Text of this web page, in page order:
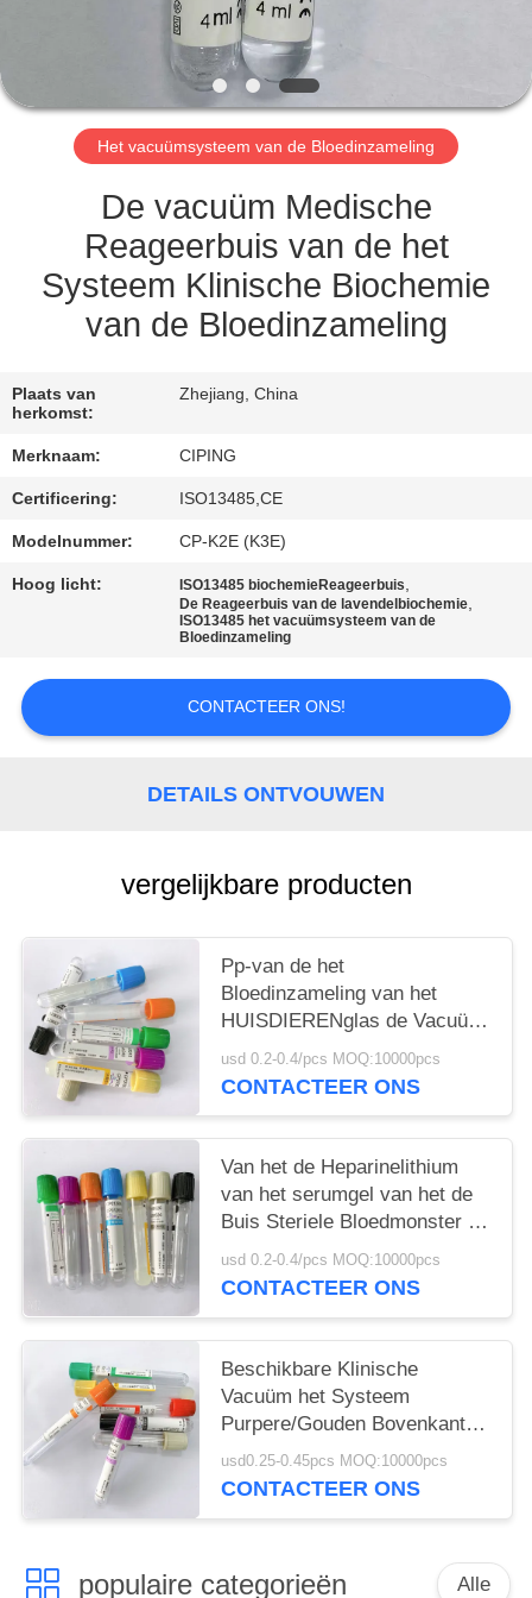
VERZOEK
CITAAT
SITEMAP
PRIVACY
POLICY
Het vacuümsysteem van de Bloedinzameling
De vacuüm Medische
Reageerbuis van de het
Systeem Klinische Biochemie
van de Bloedinzameling
Plaats van
herkomst:
Zhejiang, China
Merknaam: CIPING
Certificering: ISO13485,CE
Modelnummer: CP-K2E (K3E)
Hoog licht: ISO13485 biochemieReageerbuis,
De Reageerbuis van de lavendelbiochemie,
ISO13485 het vacuümsysteem van de
Bloedinzameling
CONTACTEER ONS!
DETAILS ONTVOUWEN
vergelijkbare producten
Pp-van de het
Bloedinzameling van het
HUISDIERENglas de Vacuüm
van het het Systeemserum
Separator 1-6ml
usd 0.2-0.4/pcs MOQ:10000pcs
CONTACTEER ONS
Van het de Heparinelithium
van het serumgel van het de
Buis Steriele Bloedmonster de
Inzamelingsbuizen
usd 0.2-0.4/pcs MOQ:10000pcs
CONTACTEER ONS
Beschikbare Klinische
Vacuüm het Systeem
Purpere/Gouden Bovenkant
van de Bloedinzameling
usd0.25-0.45pcs MOQ:10000pcs
CONTACTEER ONS
populaire categorieën Alle